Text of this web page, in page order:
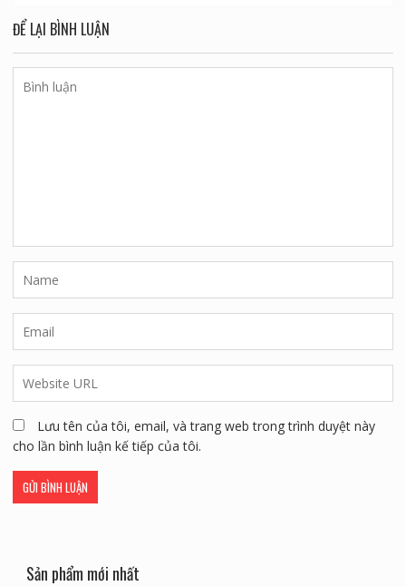
ĐỂ LẠI BÌNH LUẬN
Lưu tên của tôi, email, và trang web trong trình duyệt này
cho lần bình luận kế tiếp của tôi.
Sản phẩm mới nhất